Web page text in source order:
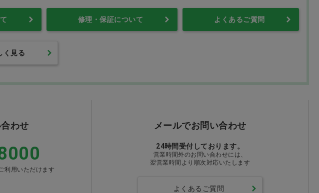
修理・保証について よくあるご質問
く見る
わせ
利用いただけます
メールでお問い合わせ
24時間受付しております。
営業時間外のお問い合わせには、
翌営業時間より順次対応いたします
よくあるご質問